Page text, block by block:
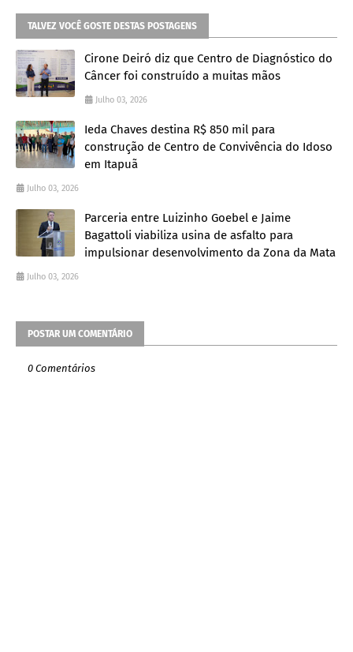
TALVEZ VOCÊ GOSTE DESTAS POSTAGENS
Cirone Deiró diz que Centro de Diagnóstico do
Câncer foi construído a muitas mãos
Julho 03, 2026
Ieda Chaves destina R$ 850 mil para
construção de Centro de Convivência do Idoso
em Itapuã
Julho 03, 2026
Parceria entre Luizinho Goebel e Jaime
Bagattoli viabiliza usina de asfalto para
impulsionar desenvolvimento da Zona da Mata
Julho 03, 2026
POSTAR UM COMENTÁRIO
0 Comentários